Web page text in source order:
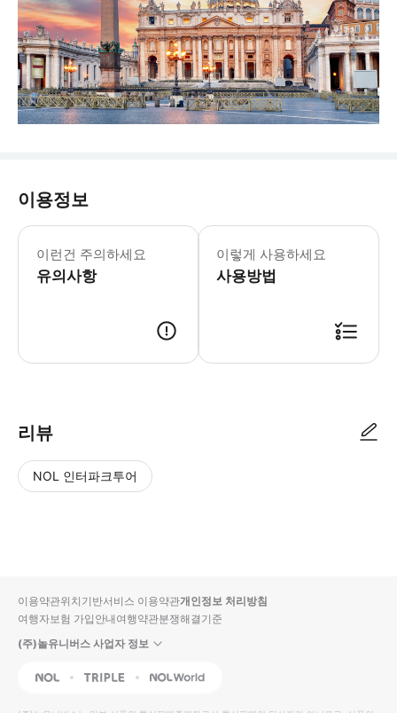
이용정보
이런건 주의하세요
유의사항
이렇게 사용하세요
사용방법
리뷰
NOL 인터파크투어
입니
다.
순
상
이용약관위치기반서비스 이용약관개인정보 처리방침
여행자보험 가입안내여행약관분쟁해결기준
(주)놀유니버스 사업자 정보
NOL Triple Interpark Global